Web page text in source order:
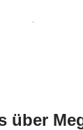
über